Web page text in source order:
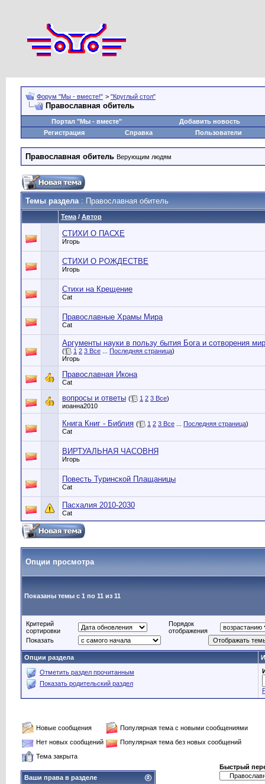
Форум "Мы - вместе!" > "Круглый стол"
Православная обитель
Портал "Мы - вместе"
Добавить новость
Регистрация
Справка Пользователи
Православная обитель Верующим людям
Темы раздела: Православная обитель
Тема / Автор
СТИХИ О ПАСХЕ
Игорь
СТИХИ О РОЖДЕСТВЕ
Игорь
Стихи на Крещение
Cat
Православные Храмы Мира
Cat
Аргументы науки в пользу бытия Бога и сотворения
( 1 2 3 Все Последняя страница)
Игорь
Православная Икона
Cat
вопросы и ответы ( 1 2 3 Все)
иоанна2010
Книга Книг - Библия ( 1 2 3 Все Последняя страница)
Cat
ВИРТУАЛЬНАЯ ЧАСОВНЯ
Игорь
Повесть Туринской Плащаницы
Cat
Пасхалия 2010-2030
Cat
Опции просмотра
Показаны темы с 1 по 11 из 11
Критерий
сортировки
Порядок
отображения
Показать
Опции раздела
Отметить раздел прочитанным
Показать родительский раздел
Новые сообщения
Популярная тема с новыми сообщениями
Нет новых сообщений
Популярная тема без новых сообщений
Тема закрыта
Ваши права в разделе
Быстрый